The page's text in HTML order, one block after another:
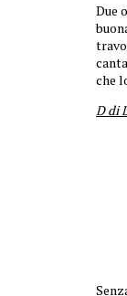
Due
che
D di